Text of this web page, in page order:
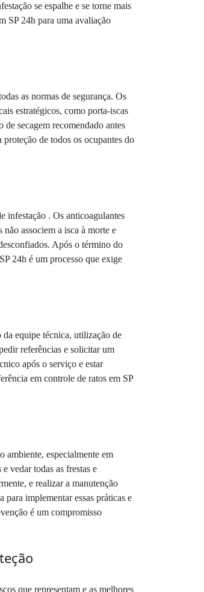
se espalhe e se torne mais
SP 24h para uma avaliação
as normas de segurança. Os
estratégicos, como porta-iscas
secagem recomendado antes
de todos os ocupantes do
infestação . Os anticoagulantes
associem a isca à morte e
Após o término do
24h é um processo que exige
equipe técnica, utilização de
referências e solicitar um
após o serviço e estar
em controle de ratos em SP
ambiente, especialmente em
vedar todas as frestas e
e realizar a manutenção
para implementar essas práticas e
é um compromisso
que representam e as melhores